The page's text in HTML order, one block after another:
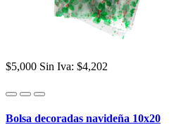
$5,000 Sin Iva: $4,202
Bolsa decoradas navideña 10x20